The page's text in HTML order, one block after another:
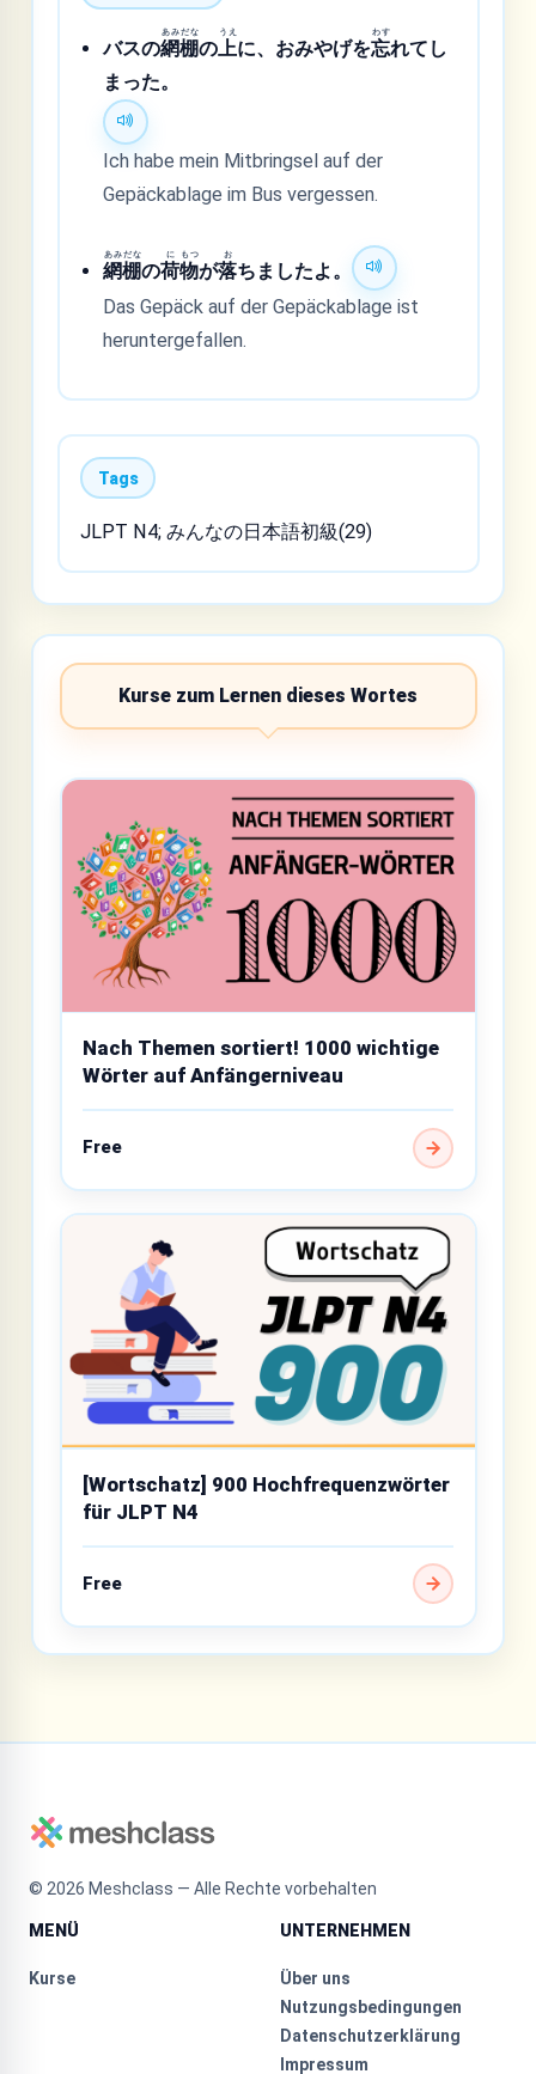
バスの網
あみ
棚
だな
の上
うえ
に、おみやげを忘
わす
れてし
まった。
Ich habe mein Mitbringsel auf der
Gepäckablage im Bus vergessen.
網
あみ
棚
だな
の荷
に
物
もつ
が落
お
ちましたよ。
Das Gepäck auf der Gepäckablage ist
heruntergefallen.
Tags
JLPT N4; みんなの日本語初級(29)
Kurse zum Lernen dieses Wortes
Nach Themen sortiert! 1000 wichtige
Wörter auf Anfängerniveau
Free
[Wortschatz] 900 Hochfrequenzwörter
für JLPT N4
Free
© 2026 Meshclass — Alle Rechte vorbehalten
MENÜ
Kurse
UNTERNEHMEN
Über uns
Nutzungsbedingungen
Datenschutzerklärung
Impressum